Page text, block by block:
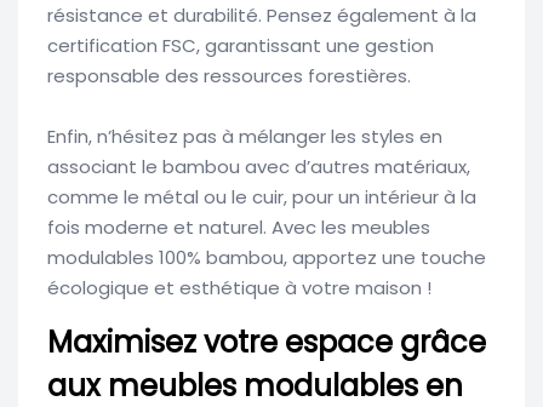
résistance et durabilité. Pensez également à la
certification FSC, garantissant une gestion
responsable des ressources forestières.
Enfin, n’hésitez pas à mélanger les styles en
associant le bambou avec d’autres matériaux,
comme le métal ou le cuir, pour un intérieur à la
fois moderne et naturel. Avec les meubles
modulables 100% bambou, apportez une touche
écologique et esthétique à votre maison !
Maximisez votre espace grâce
aux meubles modulables en